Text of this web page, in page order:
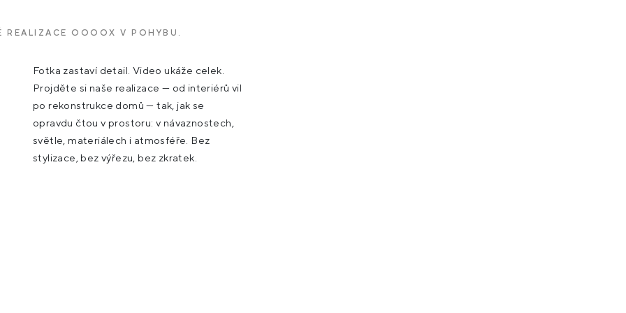
REALIZACE OOOOX V POHYBU.
Fotka zastaví detail. Video ukáže celek.
Projděte si naše realizace — od interiérů vil
po rekonstrukce domů — tak, jak se
opravdu čtou v prostoru: v návaznostech,
světle, materiálech i atmosféře. Bez
stylizace, bez výřezu, bez zkratek.